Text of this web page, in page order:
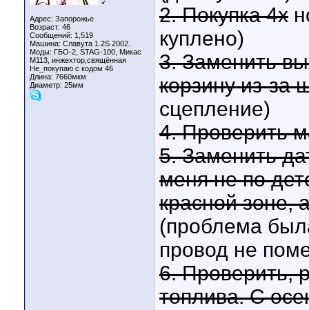
♂
Адрес: Запорожье
Возраст: 46
Сообщений: 1,519
Машина: Славута 1.2S 2002.
Моды: ГБО-2, STAG-100, Микас
М113, инжехтор,свящённая
Не_покупаю с кодом 46
Длина: 7660мкм
Диаметр: 25мм
2. Покупка 4х
куплено)
3. Заменить
корзину из-за
сцепление)
4. Проверить
5. Заменить
меня не по
красной зоне,
(проблема
провод не
6. Проверить,
топлива. С